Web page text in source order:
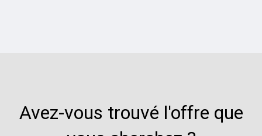
Avez-vous trouvé l'offre que